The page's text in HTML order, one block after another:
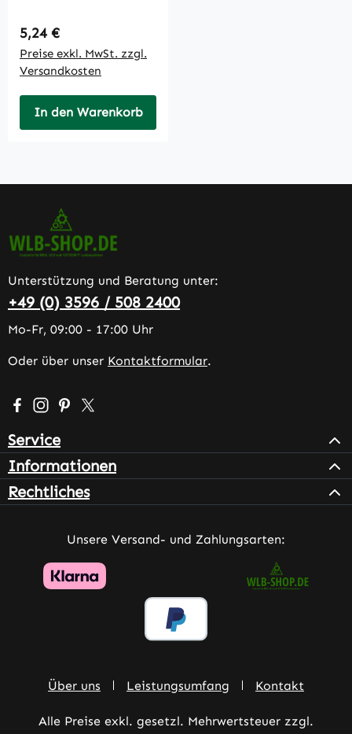
Regulärer Preis:
5,24 €
Preise exkl. MwSt. zzgl.
Versandkosten
In den Warenkorb
Unterstützung und Beratung unter:
+49 (0) 3596 / 508 2400
Mo-Fr, 09:00 - 17:00 Uhr
Oder über unser Kontaktformular.
Besuche uns auf Facebook – öffnet in neuem Tab
Schau auf Instagram vorbei – öffnet in neuem Tab
Lass dich auf Pinterest inspirieren – öffnet in
Folge uns auf X – öffnet in neuem Tab
Service
Informationen
Rechtliches
Unsere Versand- und Zahlungsarten:
Über uns Leistungsumfang Kontakt
Alle Preise exkl. gesetzl. Mehrwertsteuer zzgl.